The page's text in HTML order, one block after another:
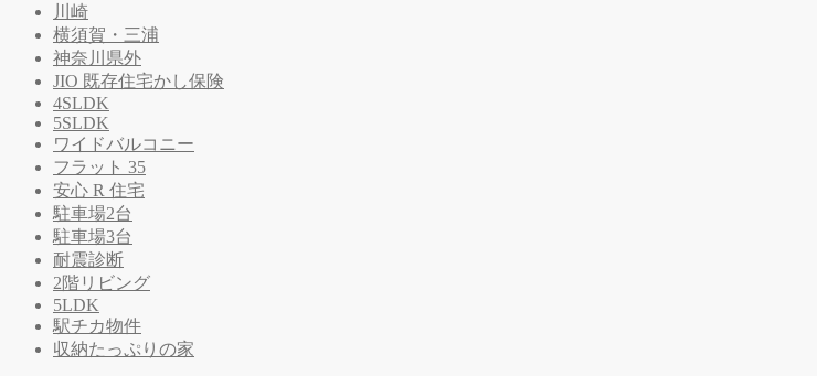
川崎
横須賀・三浦
神奈川県外
JIO 既存住宅かし保険
4SLDK
5SLDK
ワイドバルコニー
フラット 35
安心 R 住宅
駐車場2台
駐車場3台
耐震診断
2階リビング
5LDK
駅チカ物件
収納たっぷりの家